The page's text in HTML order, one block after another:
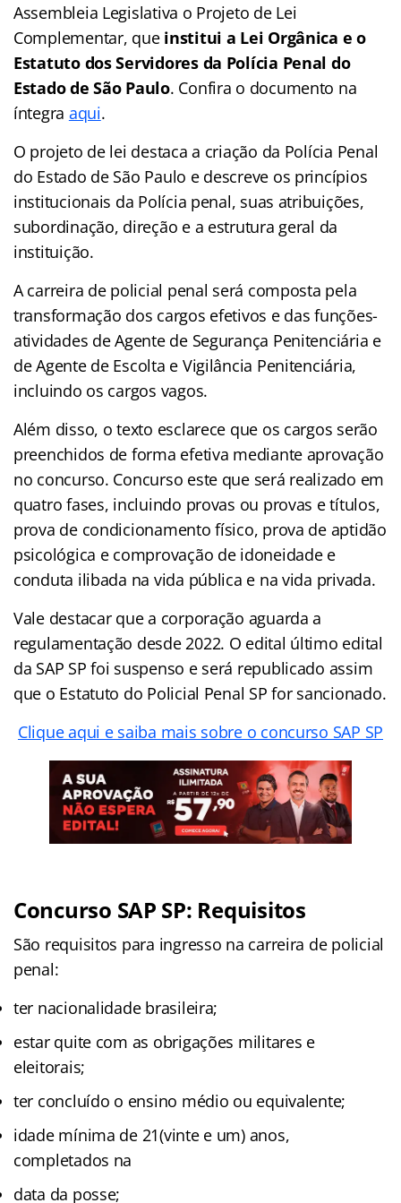
Assembleia Legislativa o Projeto de Lei
Complementar, que institui a Lei Orgânica e o
Estatuto dos Servidores da Polícia Penal do
Estado de São Paulo. Confira o documento na
íntegra aqui.
O projeto de lei destaca a criação da Polícia Penal
do Estado de São Paulo e descreve os princípios
institucionais da Polícia penal, suas atribuições,
subordinação, direção e a estrutura geral da
instituição.
A carreira de policial penal será composta pela
transformação dos cargos efetivos e das funções-
atividades de Agente de Segurança Penitenciária e
de Agente de Escolta e Vigilância Penitenciária,
incluindo os cargos vagos.
Além disso, o texto esclarece que os cargos serão
preenchidos de forma efetiva mediante aprovação
no concurso. Concurso este que será realizado em
quatro fases, incluindo provas ou provas e títulos,
prova de condicionamento físico, prova de aptidão
psicológica e comprovação de idoneidade e
conduta ilibada na vida pública e na vida privada.
Vale destacar que a corporação aguarda a
regulamentação desde 2022. O edital último edital
da SAP SP foi suspenso e será republicado assim
que o Estatuto do Policial Penal SP for sancionado.
Clique aqui e saiba mais sobre o concurso SAP SP
Concurso SAP SP: Requisitos
São requisitos para ingresso na carreira de policial
penal:
ter nacionalidade brasileira;
estar quite com as obrigações militares e
eleitorais;
ter concluído o ensino médio ou equivalente;
idade mínima de 21(vinte e um) anos,
completados na
data da posse;